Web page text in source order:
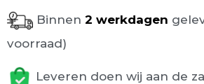
Binnen 2 werkdagen
voorraad)
Leveren doen wij aan de